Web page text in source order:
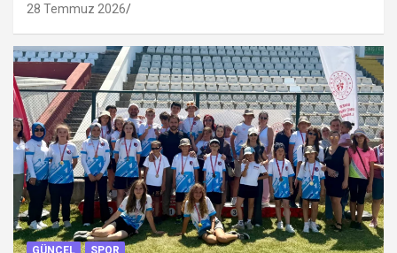
28 Temmuz 2026
GÜNCEL SPOR